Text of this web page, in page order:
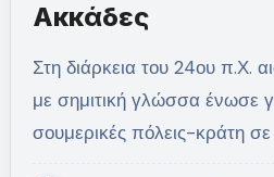
Ακκάδες
Στη διάρκεια του 24ου π.Χ. αιώνα ένας πληθυσμός
με σημιτική γλώσσα ένωσε
σουμερικές πόλεις-κράτη